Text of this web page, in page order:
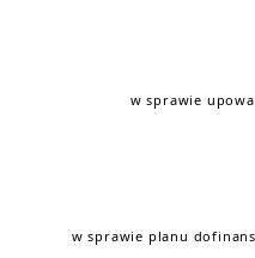
w sprawie
w sprawie planu